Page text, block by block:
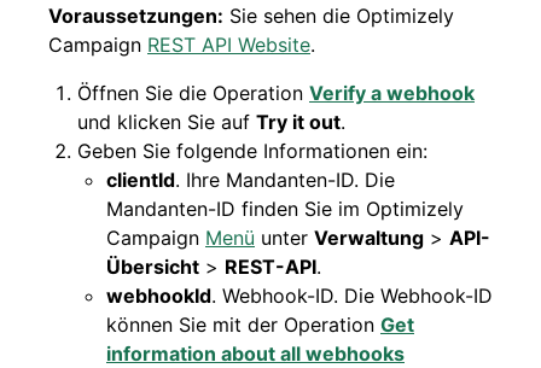
Voraussetzungen: Sie sehen die Optimizely
Campaign REST API Website.
Öffnen Sie die Operation Verify a webhook
und klicken Sie auf Try it out.
Geben Sie folgende Informationen ein:
clientId. Ihre Mandanten-ID. Die
Mandanten-ID finden Sie im Optimizely
Campaign Menü unter Verwaltung > API-
Übersicht > REST-API.
webhookId. Webhook-ID. Die Webhook-ID
können Sie mit der Operation Get
information about all webhooks